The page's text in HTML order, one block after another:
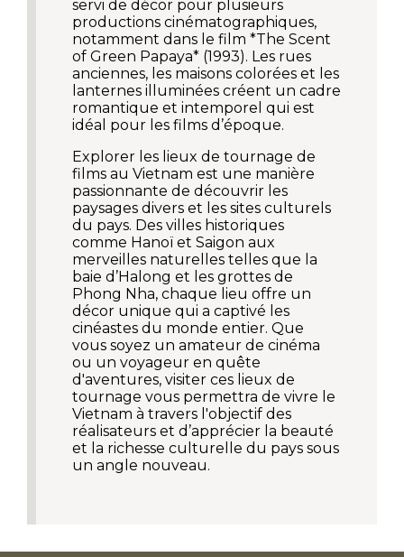
servi de décor pour plusieurs
productions cinématographiques,
notamment dans le film *The Scent
of Green Papaya* (1993). Les rues
anciennes, les maisons colorées et les
lanternes illuminées créent un cadre
romantique et intemporel qui est
idéal pour les films d’époque.
Explorer les lieux de tournage de
films au Vietnam est une manière
passionnante de découvrir les
paysages divers et les sites culturels
du pays. Des villes historiques
comme Hanoï et Saigon aux
merveilles naturelles telles que la
baie d’Halong et les grottes de
Phong Nha, chaque lieu offre un
décor unique qui a captivé les
cinéastes du monde entier. Que
vous soyez un amateur de cinéma
ou un voyageur en quête
d'aventures, visiter ces lieux de
tournage vous permettra de vivre le
Vietnam à travers l'objectif des
réalisateurs et d’apprécier la beauté
et la richesse culturelle du pays sous
un angle nouveau.